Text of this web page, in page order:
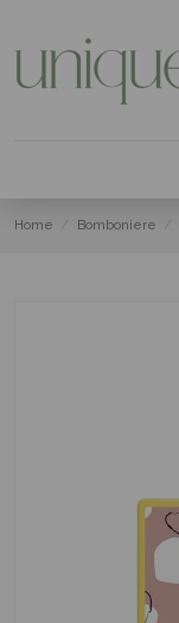
Home Bomboniere